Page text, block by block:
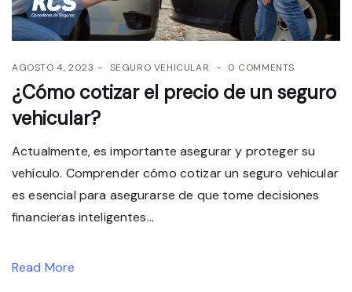
AGOSTO 4, 2023 SEGURO VEHICULAR 0 COMMENTS
¿Cómo cotizar el precio de un seguro
vehicular?
Actualmente, es importante asegurar y proteger su
vehículo. Comprender cómo cotizar un seguro vehicular
es esencial para asegurarse de que tome decisiones
financieras inteligentes...
Read More